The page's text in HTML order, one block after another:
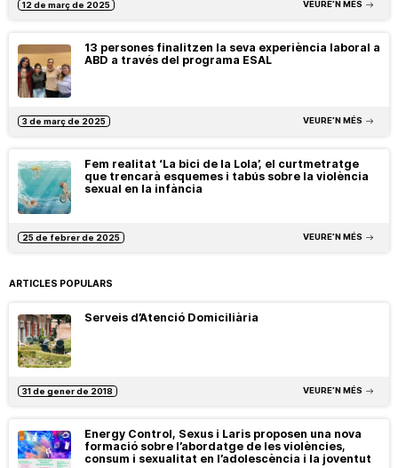
12 de març de 2025 VEURE’N MÉS
13 persones finalitzen la seva experiència laboral a
ABD a través del programa ESAL
3 de març de 2025 VEURE’N MÉS
Fem realitat ‘La bici de la Lola’, el curtmetratge
que trencarà esquemes i tabús sobre la violència
sexual en la infància
25 de febrer de 2025 VEURE’N MÉS
ARTICLES POPULARS
Serveis d’Atenció Domiciliària
31 de gener de 2018 VEURE’N MÉS
Energy Control, Sexus i Laris proposen una nova
formació sobre l’abordatge de les violències,
consum i sexualitat en l’adolescència i la joventut